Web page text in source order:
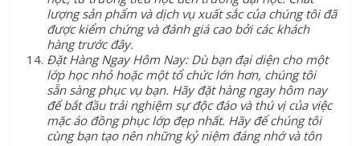
lượng sản phẩm và dịch vụ xuất sắc của chúng tôi đã
được kiểm chứng và đánh giá cao bởi các khách
hàng trước đây.
Đặt Hàng Ngay Hôm Nay: Dù bạn đại diện cho một
lớp học nhỏ hoặc một tổ chức lớn hơn, chúng tôi
sẵn sàng phục vụ bạn. Hãy đặt hàng ngay hôm nay
để bắt đầu trải nghiệm sự độc đáo và thú vị của việc
mặc áo đồng phục lớp đẹp nhất. Hãy để chúng tôi
cùng bạn tạo nên những kỷ niệm đáng nhớ và tôn